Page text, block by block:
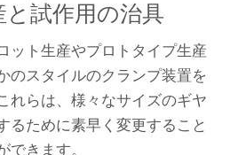
と試作用の治具
ット生産やプロトタイプ生産
のスタイルのクランプ装置を
れらは、様々なサイズのギヤ
るために素早く変更すること
できます。